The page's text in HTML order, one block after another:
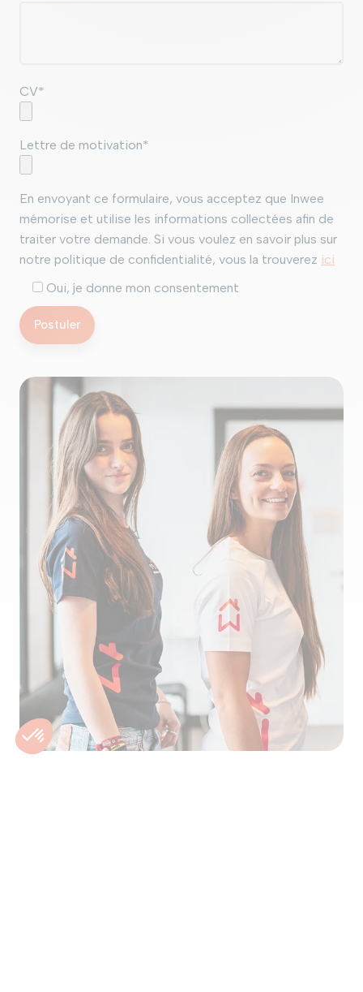
CV*
Lettre de motivation*
En envoyant ce formulaire, vous acceptez que Inwee
mémorise et utilise les informations collectées afin de
traiter votre demande. Si vous voulez en savoir plus sur
notre politique de confidentialité, vous la trouverez ici
Oui, je donne mon consentement